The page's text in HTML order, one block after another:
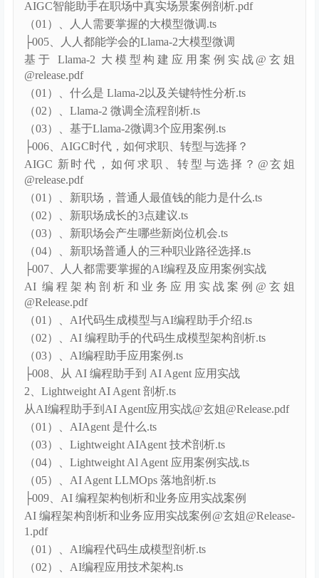
（03）、如何构建自己的大模型.ts
├004、人人需要掌握的大模型微调
AIGC智能助手在职场中真实场景案例剖析.pdf
（01）、人人需要掌握的大模型微调.ts
├005、人人都能学会的Llama-2大模型微调
基于 Llama-2 大模型构建应用案例实战@玄姐
@release.pdf
（01）、什么是 Llama-2以及关键特性分析.ts
（02）、Llama-2 微调全流程剖析.ts
（03）、基于Llama-2微调3个应用案例.ts
├006、AIGC时代，如何求职、转型与选择？
AIGC 新时代，如何求职、转型与选择？@玄姐
@release.pdf
（01）、新职场，普通人最值钱的能力是什么.ts
（02）、新职场成长的3点建议.ts
（03）、新职场会产生哪些新岗位机会.ts
（04）、新职场普通人的三种职业路径选择.ts
├007、人人都需要掌握的AI编程及应用案例实战
AI 编程架构剖析和业务应用实战案例@玄姐
@Release.pdf
（01）、AI代码生成模型与AI编程助手介绍.ts
（02）、AI 编程助手的代码生成模型架构剖析.ts
（03）、AI编程助手应用案例.ts
├008、从 AI 编程助手到 AI Agent 应用实战
2、Lightweight AI Agent 剖析.ts
从AI编程助手到AI Agent应用实战@玄姐@Release.pdf
（01）、AIAgent 是什么.ts
（03）、Lightweight AIAgent 技术剖析.ts
（04）、Lightweight Al Agent 应用案例实战.ts
（05）、AI Agent LLMOps 落地剖析.ts
├009、AI 编程架构刨析和业务应用实战案例
AI 编程架构剖析和业务应用实战案例@玄姐@Release-
1.pdf